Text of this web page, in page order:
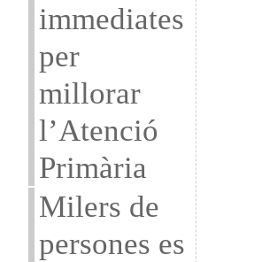
immediates
per
millorar
l’Atenció
Primària
Milers de
persones es